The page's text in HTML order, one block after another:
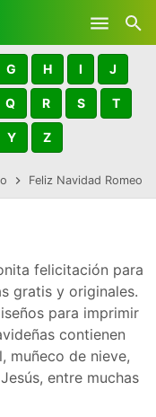
G H I J
Q R S T
Y Z
Feliz Navidad Romeo
felicitación para
gratis y originales.
para imprimir
contienen
muñeco de nieve,
entre muchas